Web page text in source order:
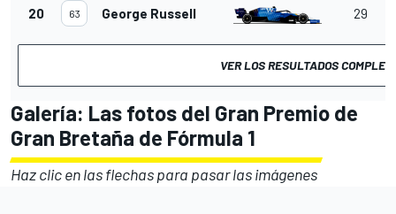
20 63 George Russell 29
VER LOS RESULTADOS
Galería: Las fotos del Gran Premio de
Gran Bretaña de Fórmula 1
Haz clic en las flechas para pasar las imágenes